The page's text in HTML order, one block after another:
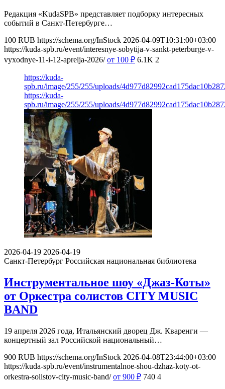
Редакция «KudaSPB» представляет подборку интересных
событий в Санкт-Петербурге…
100 RUB https://schema.org/InStock 2026-04-09T10:31:00+03:00
https://kuda-spb.ru/event/interesnye-sobytija-v-sankt-peterburge-v-
vyxodnye-11-i-12-aprelja-2026/ от 100 ₽ 6.1K 2
https://kuda-
spb.ru/image/255/255/uploads/
https://kuda-
spb.ru/image/255/255/uploads/
2026-04-19 2026-04-19
Санкт-Петербург Российская национальная библиотека
Инструментальное шоу «Джаз-Коты»
от Оркестра солистов CITY MUSIC
BAND
19 апреля 2026 года, Итальянский дворец Дж. Кваренги —
концертный зал Российской национальный…
900 RUB https://schema.org/InStock 2026-04-08T23:44:00+03:00
https://kuda-spb.ru/event/instrumentalnoe-shou-dzhaz-koty-ot-
orkestra-solistov-city-music-band/ от 900 ₽ 740 4